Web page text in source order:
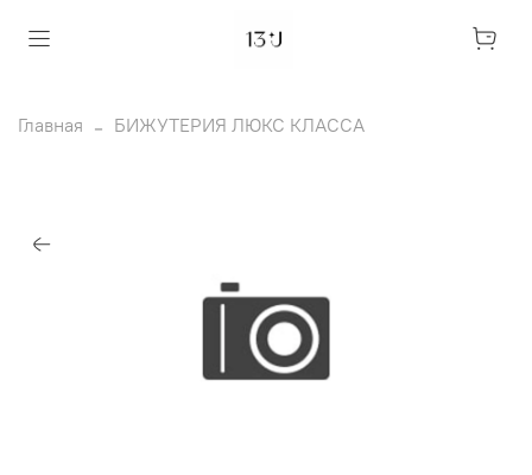
Главная БИЖУТЕРИЯ ЛЮКС КЛАССА